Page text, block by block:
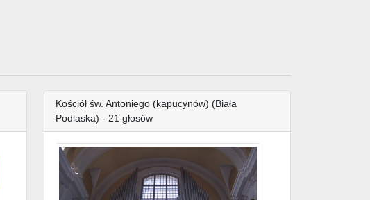
Kościół św. Antoniego (kapucynów) (Biała
Podlaska) - 21 głosów